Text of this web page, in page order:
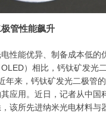
管性能飙升
性能优异、制备成本低的
）相比，钙钛矿发光
年来，钙钛矿发光二极管
应用。近日，记者从中国
该所先进纳米光电材料与